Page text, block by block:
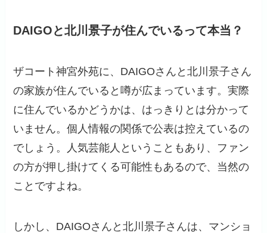
DAIGOと北川景子が住んでいるって本当？
ザコート神宮外苑に、DAIGOさんと北川景子さん
の家族が住んでいると噂が広まっています。実際
に住んでいるかどうかは、はっきりとは分かって
いません。個人情報の関係で公表は控えているの
でしょう。人気芸能人ということもあり、ファン
の方が押し掛けてくる可能性もあるので、当然の
ことですよね。
しかし、DAIGOさんと北川景子さんは、マンショ